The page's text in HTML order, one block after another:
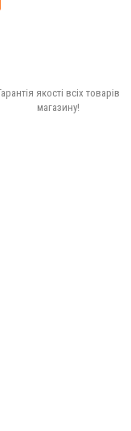
якості всіх товарів
магазину!